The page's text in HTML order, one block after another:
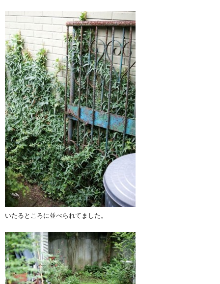
いたるところに並べられてました。